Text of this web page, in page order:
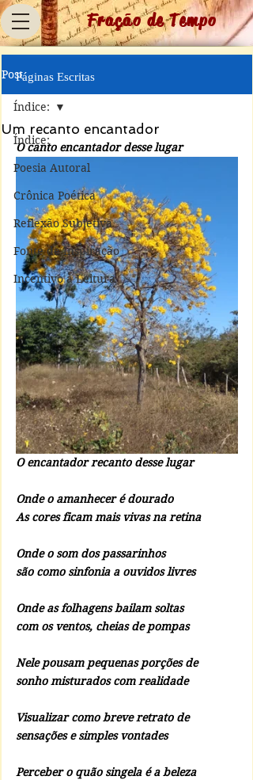
Fração de Tempo
Post
Índice:
Poesia Autoral
Crônica Poética
Reflexão Subjetiva
Fonte de Inspiração
Incentivo à Leitura
Índice:
Um recanto encantador
O canto encantador desse lugar
O encantador recanto desse lugar
Onde o amanhecer é dourado
As cores ficam mais vivas na retina
Onde o som dos passarinhos
são como sinfonia a ouvidos livres
Onde as folhagens bailam soltas
com os ventos, cheias de pompas
Nele pousam pequenas porções de
sonho misturados com realidade
Visualizar como breve retrato de
sensações e simples vontades
Perceber o quão singela é a beleza
Páginas Escritas